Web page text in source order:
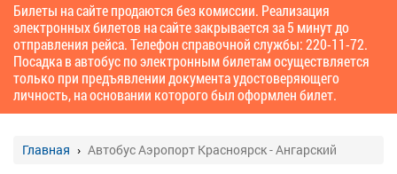
Билеты на сайте продаются без комиссии. Реализация
электронных билетов на сайте закрывается за 5 минут до
отправления рейса. Телефон справочной службы: 220-11-72.
Посадка в автобус по электронным билетам осуществляется
только при предъявлении документа удостоверяющего
личность, на основании которого был оформлен билет.
Главная Автобус Аэропорт Красноярск - Ангарский